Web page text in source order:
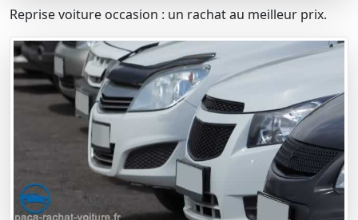
Reprise voiture occasion : un rachat au meilleur prix.